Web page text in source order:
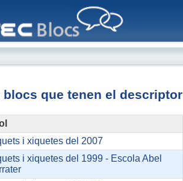
blocs que tenen el descriptor
i xiquetes del 2007
i xiquetes del 1999 - Escola Abel